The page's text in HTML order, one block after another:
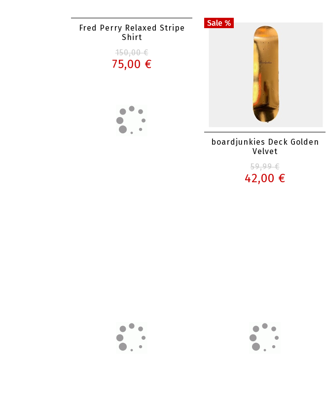
Fred Perry Relaxed Stripe
Shirt
150,00 €
75,00 €
boardjunkies Deck Golden
Velvet
59,99 €
42,00 €